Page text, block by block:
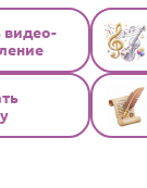
видео-